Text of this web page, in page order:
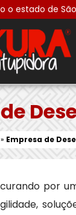
estado de
» Empresa de
por